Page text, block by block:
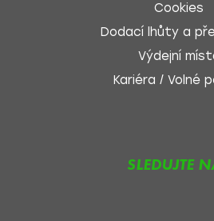
Cookies
Dodací lhůty a
Výdejní
Kariéra / Volné
SLEDUJTE